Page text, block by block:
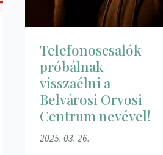
Telefonoscsalók
próbálnak
visszaélni a
Belvárosi Orvosi
Centrum nevével!
2025. 03. 26.